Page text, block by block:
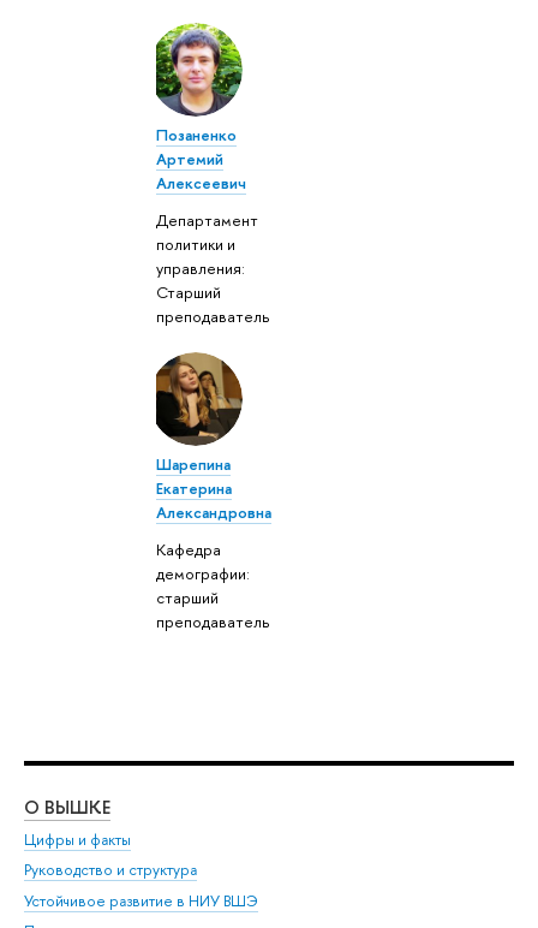
Позаненко
Артемий
Алексеевич
Департамент
политики и
управления:
Старший
преподаватель
Шарепина
Екатерина
Александровна
Кафедра
демографии:
старший
преподаватель
О ВЫШКЕ
Цифры и факты
Руководство и структура
Устойчивое развитие в НИУ ВШЭ